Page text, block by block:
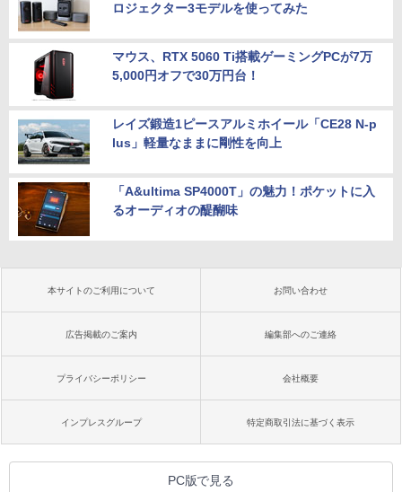
ロジェクター3モデルを使ってみた
マウス、RTX 5060 Ti搭載ゲーミングPCが7万
5,000円オフで30万円台！
レイズ鍛造1ピースアルミホイール「CE28 N-p
lus」軽量なままに剛性を向上
「A&ultima SP4000T」の魅力！ポケットに入
るオーディオの醍醐味
本サイトのご利用について お問い合わせ
広告掲載のご案内 編集部へのご連絡
プライバシーポリシー 会社概要
インプレスグループ 特定商取引法に基づく表示
PC版で見る